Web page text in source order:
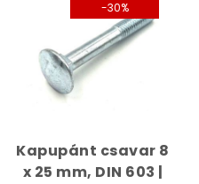
-30%
Kapupánt csavar 8
x 25 mm, DIN 603 |